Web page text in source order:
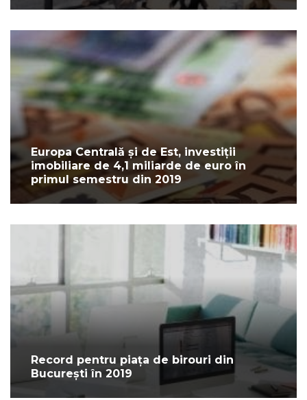
Europa Centrală și de Est, investiții
imobiliare de 4,1 miliarde de euro în
primul semestru din 2019
Record pentru piața de birouri din
București în 2019